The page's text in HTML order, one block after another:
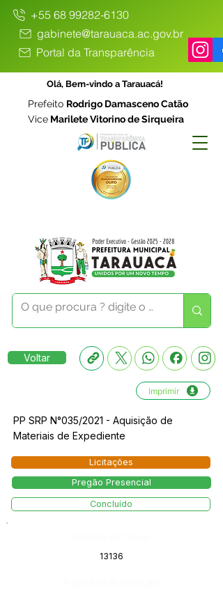
+55 68 99282-6130
gabinete@tarauaca.ac.gov.br
Portal da Transparência
Olá, Bem-vindo a Tarauacá!
Prefeito Rodrigo Damasceno Catão
Vice Marilete Vitorino de Sirqueira
Voltar
Imprimir
PP SRP N°035/2021 - Aquisição de
Materiais de Expediente
Licitações
Pregão Presencial
Concluído
13136